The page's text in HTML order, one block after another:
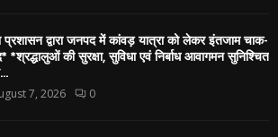
प्रशासन द्वारा जनपद में कांवड़ यात्रा को लेकर इंतजाम चाक-
*श्रद्धालुओं की सुरक्षा, सुविधा एवं निर्बाध आवागमन सुनिश्चित
7, 2026 0